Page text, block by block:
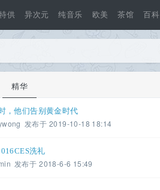
供 异次元 纯音乐 欧美 茶馆 百科
精华
，他们告别黄金时代
发布于 2019-10-18 18:14
洗礼
发布于 2018-6-6 15:49